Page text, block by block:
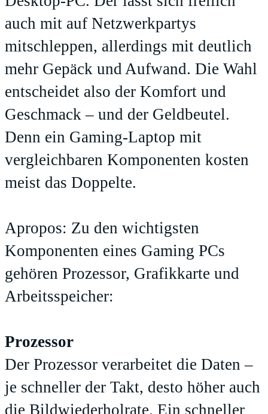
auch mit auf Netzwerkpartys
mitschleppen, allerdings mit deutlich
mehr Gepäck und Aufwand. Die Wahl
entscheidet also der Komfort und
Geschmack – und der Geldbeutel.
Denn ein Gaming-Laptop mit
vergleichbaren Komponenten kosten
meist das Doppelte.
Apropos: Zu den wichtigsten
Komponenten eines Gaming PCs
gehören Prozessor, Grafikkarte und
Arbeitsspeicher:
Prozessor
Der Prozessor verarbeitet die Daten –
je schneller der Takt, desto höher auch
die Bildwiederholrate. Ein schneller